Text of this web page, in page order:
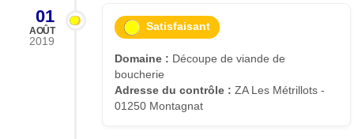
01
AOÛT
2019
Satisfaisant
Domaine : Découpe de viande de
boucherie
Adresse du contrôle : ZA Les Métrillots -
01250 Montagnat